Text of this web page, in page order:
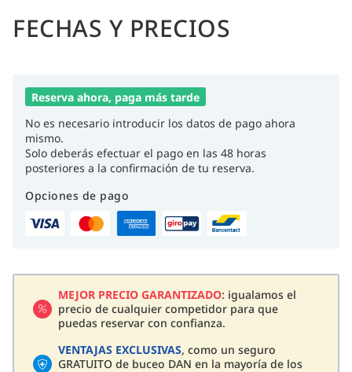
FECHAS Y PRECIOS
Reserva ahora, paga más tarde
No es necesario introducir los datos de pago ahora
mismo.
Solo deberás efectuar el pago en las 48 horas
posteriores a la confirmación de tu reserva.
Opciones de pago
MEJOR PRECIO GARANTIZADO: igualamos el
precio de cualquier competidor para que
puedas reservar con confianza.
VENTAJAS EXCLUSIVAS, como un seguro
GRATUITO de buceo DAN en la mayoría de los